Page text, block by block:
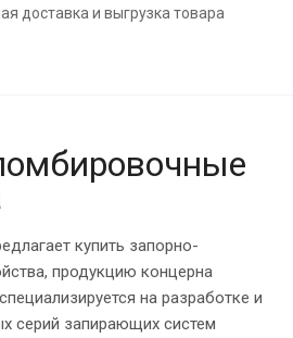
доставка и выгрузка товара
купить запорно-
продукцию концерна
на разработке и
серий запирающих систем